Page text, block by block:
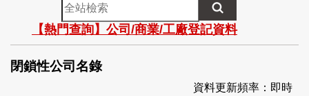
站
檢
索
【熱門查詢】公司/商業/工廠登記資料
閉鎖性公司名錄
資料更新頻率：即時